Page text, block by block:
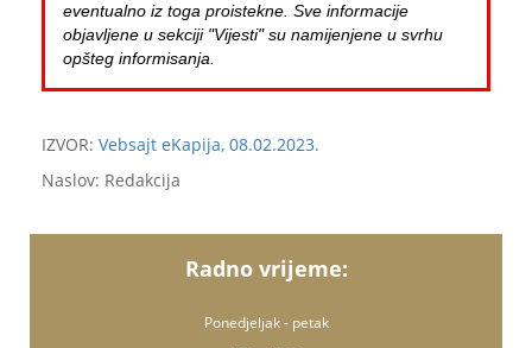
eventualno iz toga proistekne. Sve informacije
objavljene u sekciji "Vijesti" su namijenjene u svrhu
opšteg informisanja.
IZVOR: Vebsajt eKapija, 08.02.2023.
Naslov: Redakcija
Radno vrijeme:
Ponedjeljak - petak